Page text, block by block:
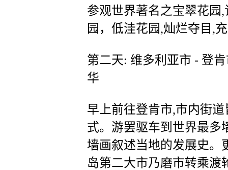
参观世界著名之宝翠花园
园，低洼花园,灿烂夺目,
第二天: 维多利亚市 - 登
华
早上前往登肯市,市内街
式。游罢驱车到世界最多
墙画叙述当地的发展史。
岛第二大市乃磨市转乘渡